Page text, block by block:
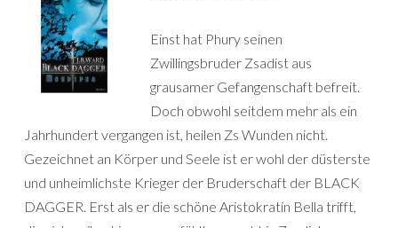
Einst hat Phury seinen
Zwillingsbruder Zsadist aus
grausamer Gefangenschaft befreit.
Doch obwohl seitdem mehr als ein
Jahrhundert vergangen ist, heilen Zs Wunden nicht.
Gezeichnet an Körper und Seele ist er wohl der düsterste
und unheimlichste Krieger der Bruderschaft der BLACK
DAGGER. Erst als er die schöne Aristokratin Bella trifft,